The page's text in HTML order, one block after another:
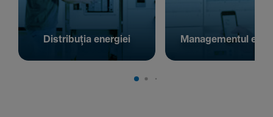
Distribuția energiei Managementul